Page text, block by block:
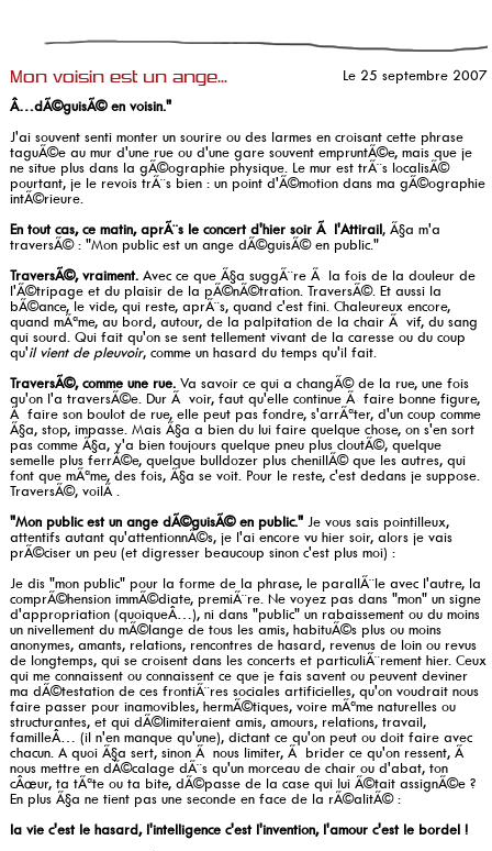
Mon voisin est un ange...
Le 25 septembre 2007
Â…dÃ©guisÃ© en voisin."
J'ai souvent senti monter un sourire ou des larmes en croisant cette phrase
taguÃ©e au mur d'une rue ou d'une gare souvent empruntÃ©e, mais que je
ne situe plus dans la gÃ©ographie physique. Le mur est trÃ¨s localisÃ©
pourtant, je le revois trÃ¨s bien : un point d'Ã©motion dans ma gÃ©ographie
intÃ©rieure.
En tout cas, ce matin, aprÃ¨s le concert d'hier soir Ã l'Attirail, Ã§a m'a
traversÃ© : "Mon public est un ange dÃ©guisÃ© en public."
TraversÃ©, vraiment. Avec ce que Ã§a suggÃ¨re Ã la fois de la douleur de
l'Ã©tripage et du plaisir de la pÃ©nÃ©tration. TraversÃ©. Et aussi la
bÃ©ance, le vide, qui reste, aprÃ¨s, quand c'est fini. Chaleureux encore,
quand mÃªme, au bord, autour, de la palpitation de la chair Ã vif, du sang
qui sourd. Qui fait qu'on se sent tellement vivant de la caresse ou du coup
qu'il vient de pleuvoir, comme un hasard du temps qu'il fait.
TraversÃ©, comme une rue. Va savoir ce qui a changÃ© de la rue, une fois
qu'on l'a traversÃ©e. Dur Ã voir, faut qu'elle continue Ã faire bonne figure,
Ã faire son boulot de rue, elle peut pas fondre, s'arrÃªter, d'un coup comme
Ã§a, stop, impasse. Mais Ã§a a bien du lui faire quelque chose, on s'en sort
pas comme Ã§a, y'a bien toujours quelque pneu plus cloutÃ©, quelque
semelle plus ferrÃ©e, quelque bulldozer plus chenillÃ© que les autres, qui
font que mÃªme, des fois, Ã§a se voit. Pour le reste, c'est dedans je suppose.
TraversÃ©, voilÃ .
"Mon public est un ange dÃ©guisÃ© en public." Je vous sais pointilleux,
attentifs autant qu'attentionnÃ©s, je l'ai encore vu hier soir, alors je vais
prÃ©ciser un peu (et digresser beaucoup sinon c'est plus moi) :
Je dis "mon public" pour la forme de la phrase, le parallÃ¨le avec l'autre, la
comprÃ©hension immÃ©diate, premiÃ¨re. Ne voyez pas dans "mon" un signe
d'appropriation (quoiqueÂ…), ni dans "public" un rabaissement ou du moins
un nivellement du mÃ©lange de tous les amis, habituÃ©s plus ou moins
anonymes, amants, relations, rencontres de hasard, revenus de loin ou revus
de longtemps, qui se croisent dans les concerts et particuliÃ¨rement hier. Ceux
qui me connaissent ou connaissent ce que je fais savent ou peuvent deviner
ma dÃ©testation de ces frontiÃ¨res sociales artificielles, qu'on voudrait nous
faire passer pour inamovibles, hermÃ©tiques, voire mÃªme naturelles ou
structurantes, et qui dÃ©limiteraient amis, amours, relations, travail,
familleÂ… (il n'en manque qu'une), dictant ce qu'on peut ou doit faire avec
chacun. A quoi Ã§a sert, sinon Ã nous limiter, Ã brider ce qu'on ressent, Ã
nous mettre en dÃ©calage dÃ¨s qu'un morceau de chair ou d'abat, ton
cÂœur, ta tÃªte ou ta bite, dÃ©passe de la case qui lui Ã©tait assignÃ©e ?
En plus Ã§a ne tient pas une seconde en face de la rÃ©alitÃ© :
la vie c'est le hasard, l'intelligence c'est l'invention, l'amour c'est le bordel !